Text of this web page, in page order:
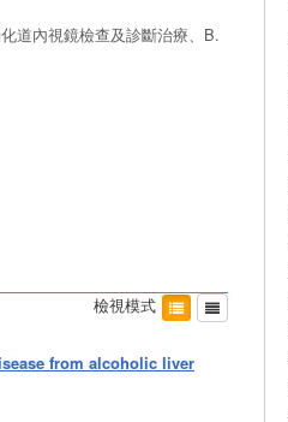
道內視鏡檢查及診斷治療、B.
檢視模式
from alcoholic liver